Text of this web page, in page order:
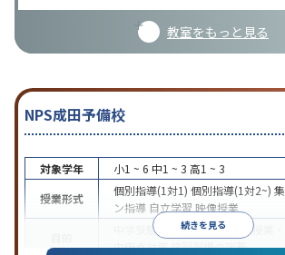
教室をもっと見る
NPS成田予備校
続きを見る
対象学年 小1 ~ 6 中1 ~ 3 高1 ~ 3
授業形式
個別指導(1対1) 個別指導(1対2~)
ン指導 自立学習 映像授業
中学受験 高校受験大学受験
授業
内申点対策学習習慣の定着